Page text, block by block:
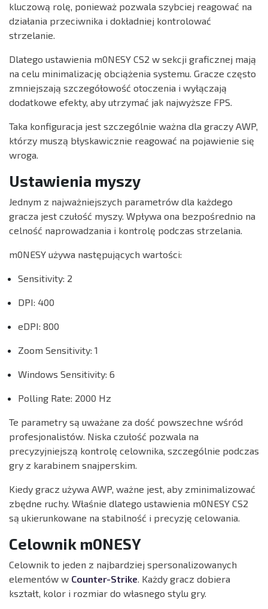
kluczową rolę, ponieważ pozwala szybciej reagować na
działania przeciwnika i dokładniej kontrolować
strzelanie.
Dlatego ustawienia m0NESY CS2 w sekcji graficznej mają
na celu minimalizację obciążenia systemu. Gracze często
zmniejszają szczegółowość otoczenia i wyłączają
dodatkowe efekty, aby utrzymać jak najwyższe FPS.
Taka konfiguracja jest szczególnie ważna dla graczy AWP,
którzy muszą błyskawicznie reagować na pojawienie się
wroga.
Ustawienia myszy
Jednym z najważniejszych parametrów dla każdego
gracza jest czułość myszy. Wpływa ona bezpośrednio na
celność naprowadzania i kontrolę podczas strzelania.
m0NESY używa następujących wartości:
Sensitivity: 2
DPI: 400
eDPI: 800
Zoom Sensitivity: 1
Windows Sensitivity: 6
Polling Rate: 2000 Hz
Te parametry są uważane za dość powszechne wśród
profesjonalistów. Niska czułość pozwala na
precyzyjniejszą kontrolę celownika, szczególnie podczas
gry z karabinem snajperskim.
Kiedy gracz używa AWP, ważne jest, aby zminimalizować
zbędne ruchy. Właśnie dlatego ustawienia m0NESY CS2
są ukierunkowane na stabilność i precyzję celowania.
Celownik m0NESY
Celownik to jeden z najbardziej spersonalizowanych
elementów w Counter-Strike. Każdy gracz dobiera
kształt, kolor i rozmiar do własnego stylu gry.